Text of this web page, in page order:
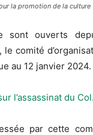
la promotion de la culture
sont ouverts
le comité
au 12 janvier 2024.
l’assassinat du
par cette